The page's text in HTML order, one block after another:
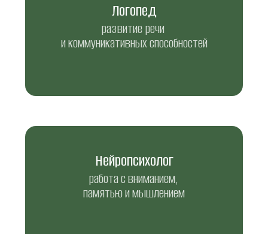
Логопед
развитие речи
и коммуникативных способностей
Нейропсихолог
работа с вниманием,
памятью и мышлением